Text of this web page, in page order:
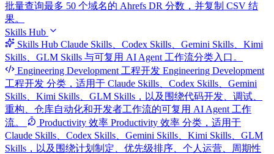
批量查询最多 50 个域名的 Ahrefs DR 分数，并复制 CSV 结
果。
Skills Hub
Skills Hub Claude Skills、Codex Skills、Gemini Skills、Kimi
Skills、GLM Skills 与可复用 AI Agent 工作流分类入口。
Engineering Development 工程开发 Engineering Development
工程开发 分类，适用于 Claude Skills、Codex Skills、Gemini
Skills、Kimi Skills、GLM Skills，以及围绕代码开发、调试、
重构、仓库自动化和开发者工作流的可复用 AI Agent 工作
流。
Productivity 效率 Productivity 效率 分类，适用于
Claude Skills、Codex Skills、Gemini Skills、Kimi Skills、GLM
Skills，以及围绕计划制定、优先级排序、个人运营、周期性